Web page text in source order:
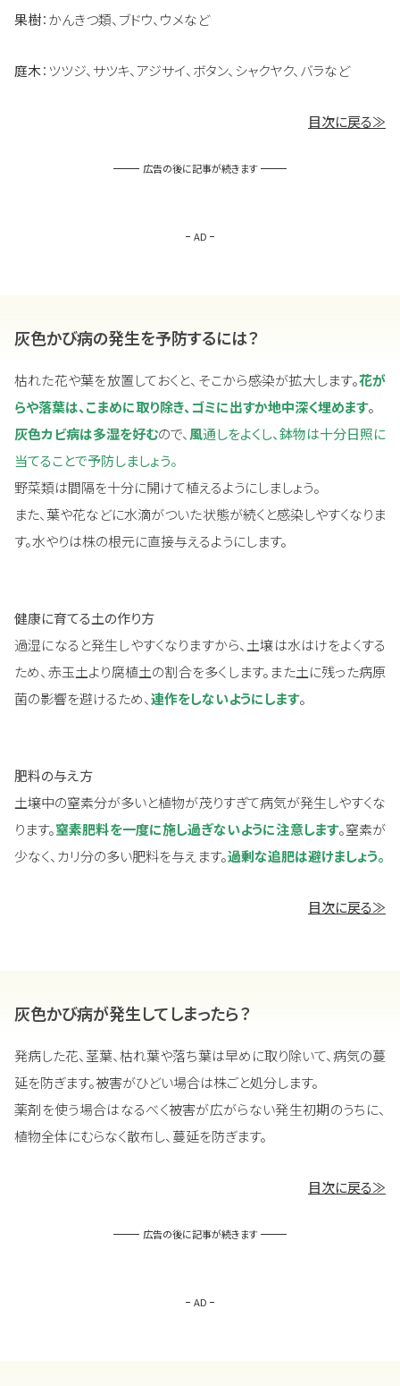
果樹：かんきつ類、ブドウ、ウメなど
庭木：ツツジ、サツキ、アジサイ、ボタン、シャクヤク、バラなど
目次に戻る≫
広告の後に記事が続きます
AD
灰色かび病の発生を予防するには？
枯れた花や葉を放置しておくと、そこから感染が拡大します。花が
らや落葉は、こまめに取り除き、ゴミに出すか地中深く埋めます。
灰色カビ病は多湿を好むので、 風通しをよくし、鉢物は十分日照に
当てることで予防しましょう。
野菜類は間隔を十分に開けて植えるようにしましょう。
また、葉や花などに水滴がついた状態が続くと感染しやすくなりま
す。水やりは株の根元に直接与えるようにします。
健康に育てる土の作り方
過湿になると発生しやすくなりますから、土壌は水はけをよくする
ため、赤玉土より腐植土の割合を多くします。また土に残った病原
菌の影響を避けるため、連作をしないようにします。
肥料の与え方
土壌中の窒素分が多いと植物が茂りすぎて病気が発生しやすくな
ります。窒素肥料を一度に施し過ぎないように注意します。窒素が
少なく、カリ分の多い肥料を与えます。過剰な追肥は避けましょう。
目次に戻る≫
灰色かび病が発生してしまったら？
発病した花、茎葉、枯れ葉や落ち葉は早めに取り除いて、病気の蔓
延を防ぎます。被害がひどい場合は株ごと処分します。
薬剤を使う場合はなるべく被害が広がらない発生初期のうちに、
植物全体にむらなく散布し、蔓延を防ぎます。
目次に戻る≫
広告の後に記事が続きます
AD